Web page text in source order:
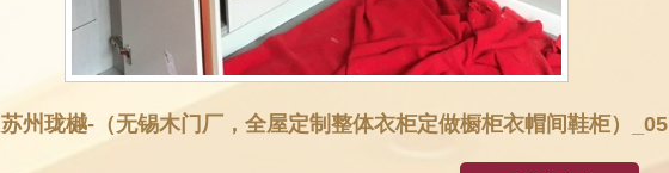
苏州珑樾-（无锡木门厂，全屋定制整体衣柜定做橱柜衣帽间鞋柜）_05